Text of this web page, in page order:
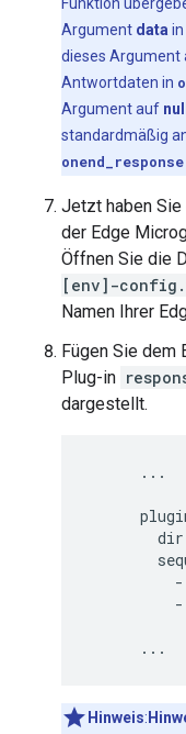
Argument data in
dieses Argument
Antwortdaten in
Argument auf null
standardmäßig
onend_response
Jetzt haben
der Edge
Öffnen Sie die
[env]-
Namen Ihrer
Fügen Sie dem
Plug-in
dargestellt.
      ...
      ...
Hinweis: